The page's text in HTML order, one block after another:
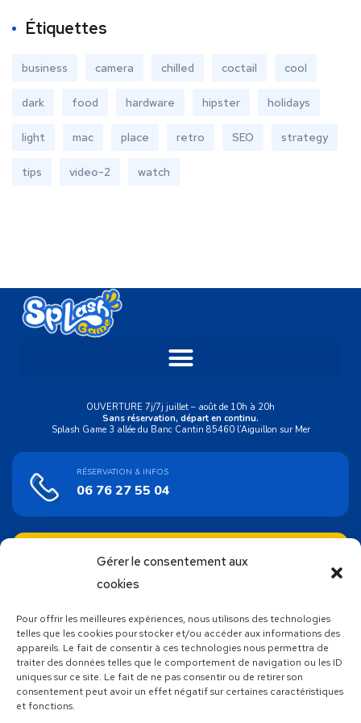
Gérer le consentement aux
cookies
Pour offrir les meilleures expériences, nous utilisons des technologies
telles que les cookies pour stocker et/ou accéder aux informations des
appareils. Le fait de consentir à ces technologies nous permettra de
traiter des données telles que le comportement de navigation ou les ID
uniques sur ce site. Le fait de ne pas consentir ou de retirer son
consentement peut avoir un effet négatif sur certaines caractéristiques
et fonctions.
Étiquettes
business camera chilled coctail cool
dark food hardware hipster holidays
light mac place retro SEO strategy
tips video-2 watch
OUVERTURE 7j/7j juillet – août de 10h à 20h
Sans réservation, départ en continu.
Splash Game 3 allée du Banc Cantin 85460 l’Aiguillon sur Mer
RÉSERVATION & INFOS
06 76 27 55 04
ACHAT EN LIGNE
Bons cadeaux
SUIVEZ NOUS !
Découvrez toutes les autres activités proposées par Atlantic